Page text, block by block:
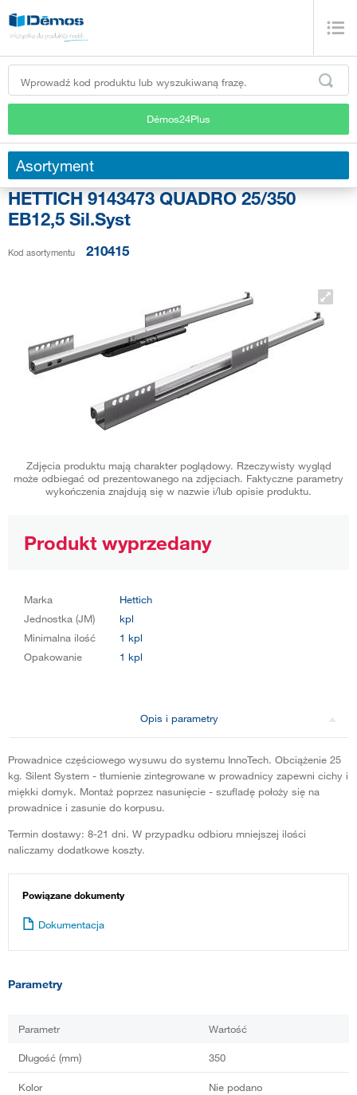
Démos24Plus
Asortyment
HETTICH 9143473 QUADRO 25/350
EB12,5 Sil.Syst
Kod asortymentu 210415
Zdjęcia produktu mają charakter poglądowy. Rzeczywisty wygląd
może odbiegać od prezentowanego na zdjęciach. Faktyczne parametry
wykończenia znajdują się w nazwie i/lub opisie produktu.
Produkt wyprzedany
Marka
Hettich
Jednostka (JM)
kpl
Minimalna ilość
1 kpl
Opakowanie
1 kpl
Opis i parametry
Prowadnice częściowego wysuwu do systemu InnoTech. Obciążenie 25
kg. Silent System - tłumienie zintegrowane w prowadnicy zapewni cichy i
miękki domyk. Montaż poprzez nasunięcie - szufladę położy się na
prowadnice i zasunie do korpusu.
Termin dostawy: 8-21 dni. W przypadku odbioru mniejszej ilości
naliczamy dodatkowe koszty.
Powiązane dokumenty
Dokumentacja
Parametry
Parametr Wartość
Długość (mm) 350
Kolor Nie podano